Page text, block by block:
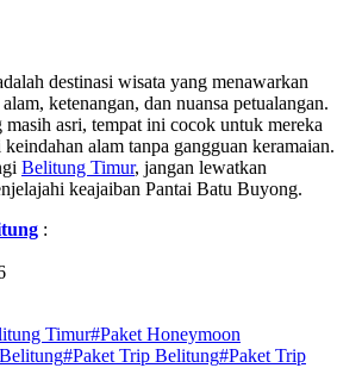
destinasi wisata yang menawarkan
ketenangan, dan nuansa petualangan.
masih asri, tempat ini cocok untuk mereka
alam tanpa gangguan keramaian.
Belitung Timur, jangan lewatkan
keajaiban Pantai Batu Buyong.
:
Timur#Paket Honeymoon
#Paket Trip Belitung#Paket Trip